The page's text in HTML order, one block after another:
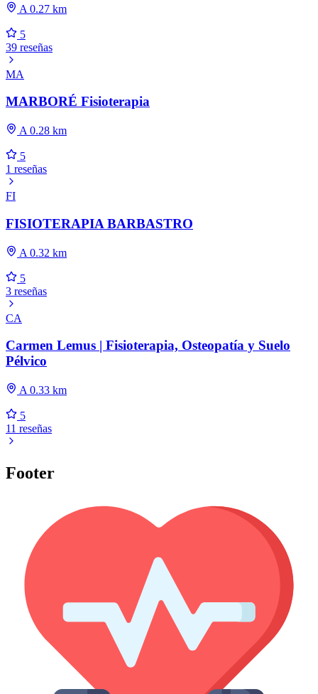
A 0.27 km
5
39 reseñas
MA
MARBORÉ Fisioterapia
A 0.28 km
5
1 reseñas
FI
FISIOTERAPIA BARBASTRO
A 0.32 km
5
3 reseñas
CA
Carmen Lemus | Fisioterapia, Osteopatía y Suelo
Pélvico
A 0.33 km
5
11 reseñas
Footer